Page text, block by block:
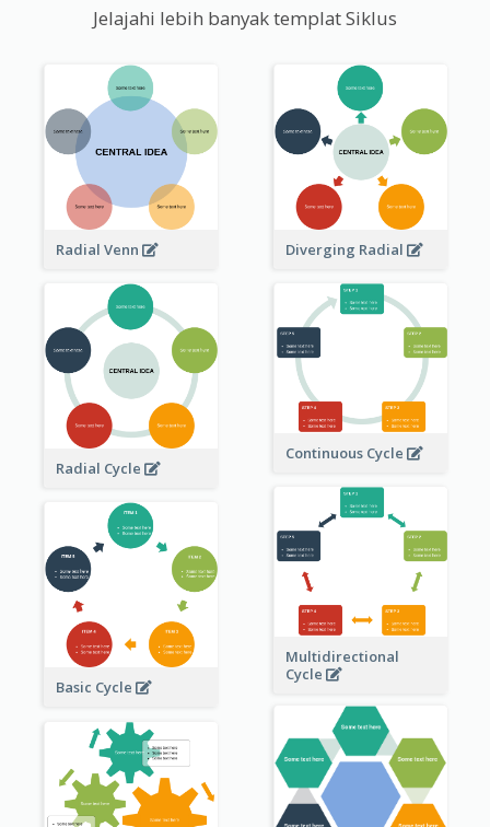
Jelajahi lebih banyak templat Siklus
Radial Venn Diverging Radial
Radial Cycle
Continuous Cycle
Multidirectional
Cycle
Basic Cycle